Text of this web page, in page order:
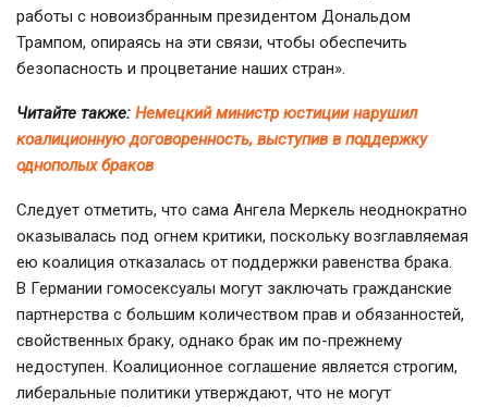
работы с новоизбранным президентом Дональдом
Трампом, опираясь на эти связи, чтобы обеспечить
безопасность и процветание наших стран».
Читайте также: Немецкий министр юстиции нарушил
коалиционную договоренность, выступив в поддержку
однополых браков
Следует отметить, что сама Ангела Меркель неоднократно
оказывалась под огнем критики, поскольку возглавляемая
ею коалиция отказалась от поддержки равенства брака.
В Германии гомосексуалы могут заключать гражданские
партнерства с большим количеством прав и обязанностей,
свойственных браку, однако брак им по-прежнему
недоступен. Коалиционное соглашение является строгим,
либеральные политики утверждают, что не могут